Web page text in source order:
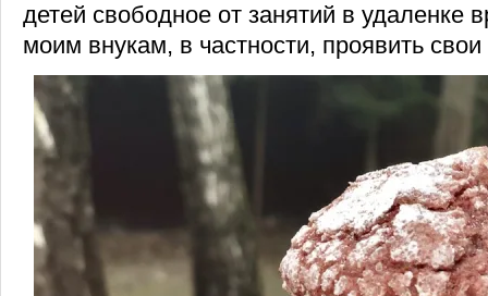
детей свободное от занятий в удаленке
моим внукам, в частности, проявить